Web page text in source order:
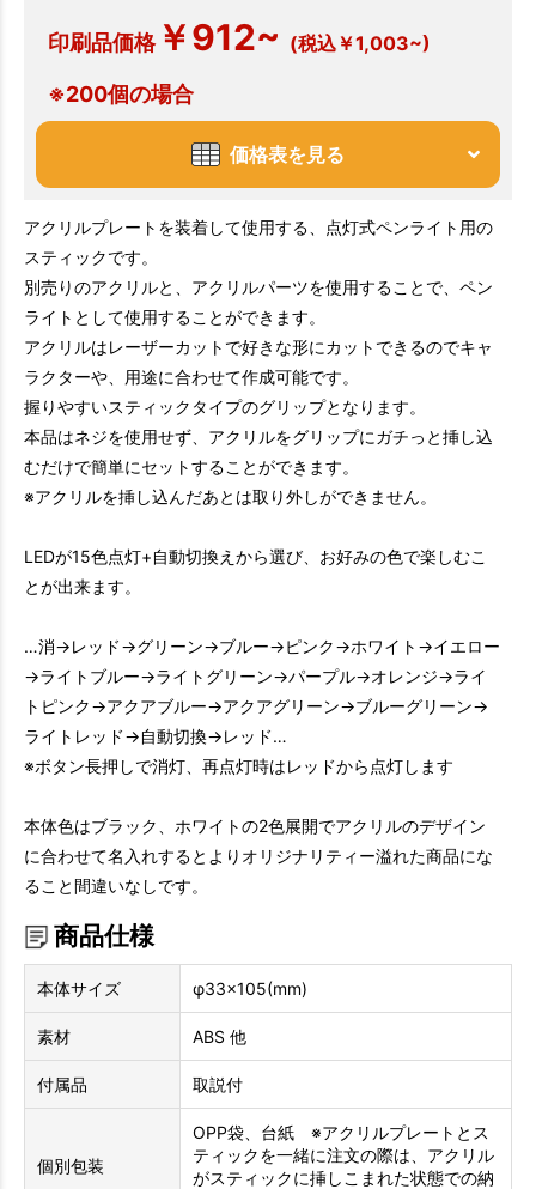
印刷品価格￥912~ (税込￥1,003~)
※200個の場合
価格表を見る
アクリルプレートを装着して使用する、点灯式ペンライト用の
スティックです。
別売りのアクリルと、アクリルパーツを使用することで、ペン
ライトとして使用することができます。
アクリルはレーザーカットで好きな形にカットできるのでキャ
ラクターや、用途に合わせて作成可能です。
握りやすいスティックタイプのグリップとなります。
本品はネジを使用せず、アクリルをグリップにガチっと挿し込
むだけで簡単にセットすることができます。
※アクリルを挿し込んだあとは取り外しができません。
LEDが15色点灯+自動切換えから選び、お好みの色で楽しむこ
とが出来ます。
…消→レッド→グリーン→ブルー→ピンク→ホワイト→イエロー
→ライトブルー→ライトグリーン→パープル→オレンジ→ライ
トピンク→アクアブルー→アクアグリーン→ブルーグリーン→
ライトレッド→自動切換→レッド…
※ボタン長押しで消灯、再点灯時はレッドから点灯します
本体色はブラック、ホワイトの2色展開でアクリルのデザイン
に合わせて名入れするとよりオリジナリティー溢れた商品にな
ること間違いなしです。
商品仕様
本体サイズ φ33×105(mm)
素材 ABS 他
付属品 取説付
個別包装
OPP袋、台紙 ※アクリルプレートとス
ティックを一緒に注文の際は、アクリル
がスティックに挿しこまれた状態での納